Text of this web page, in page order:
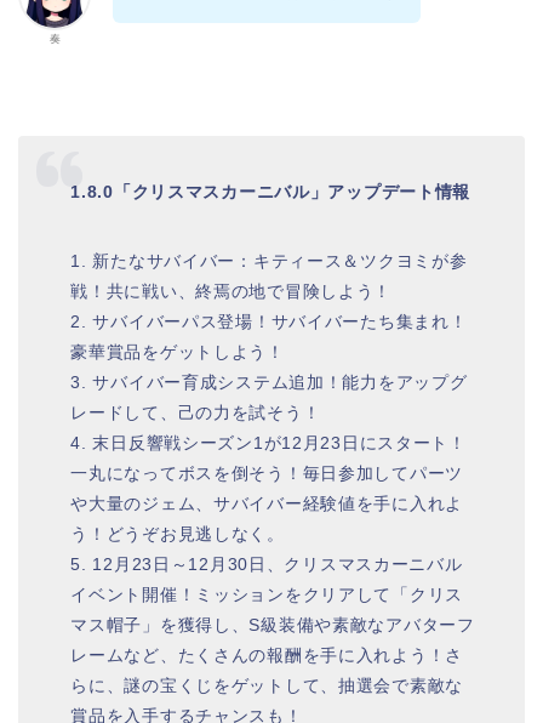
奏
1.8.0「クリスマスカーニバル」アップデート情報
1. 新たなサバイバー：キティース＆ツクヨミが参
戦！共に戦い、終焉の地で冒険しよう！
2. サバイバーパス登場！サバイバーたち集まれ！
豪華賞品をゲットしよう！
3. サバイバー育成システム追加！能力をアップグ
レードして、己の力を試そう！
4. 末日反響戦シーズン1が12月23日にスタート！
一丸になってボスを倒そう！毎日参加してパーツ
や大量のジェム、サバイバー経験値を手に入れよ
う！どうぞお見逃しなく。
5. 12月23日～12月30日、クリスマスカーニバル
イベント開催！ミッションをクリアして「クリス
マス帽子」を獲得し、S級装備や素敵なアバターフ
レームなど、たくさんの報酬を手に入れよう！さ
らに、謎の宝くじをゲットして、抽選会で素敵な
賞品を入手するチャンスも！